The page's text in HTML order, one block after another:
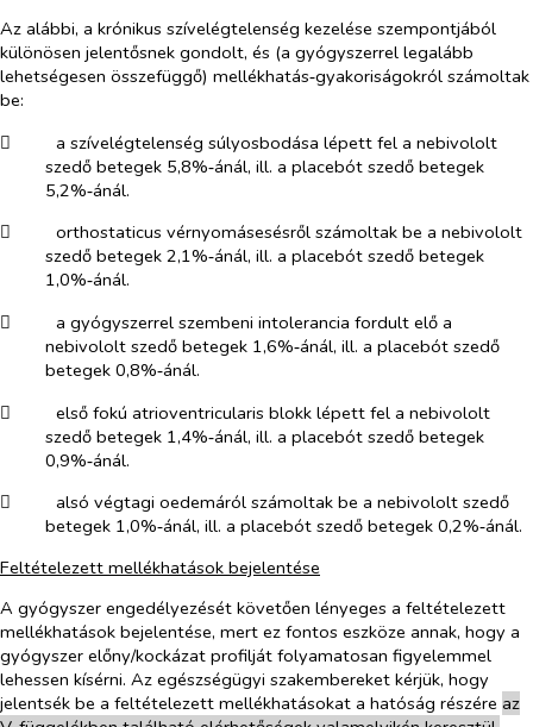
Az alábbi, a krónikus szívelégtelenség kezelése szempontjából
különösen jelentősnek gondolt, és (a gyógyszerrel legalább
lehetségesen összefüggő) mellékhatás‑gyakoriságokról számoltak
be:
​
a szívelégtelenség súlyosbodása lépett fel a nebivololt
szedő betegek 5,8%‑ánál, ill. a placebót szedő betegek
5,2%‑ánál.
​
orthostaticus vérnyomásesésről számoltak be a nebivololt
szedő betegek 2,1%‑ánál, ill. a placebót szedő betegek
1,0%‑ánál.
​
a gyógyszerrel szembeni intolerancia fordult elő a
nebivololt szedő betegek 1,6%‑ánál, ill. a placebót szedő
betegek 0,8%‑ánál.
​
első fokú atrioventricularis blokk lépett fel a nebivololt
szedő betegek 1,4%‑ánál, ill. a placebót szedő betegek
0,9%‑ánál.
​
alsó végtagi oedemáról számoltak be a nebivololt szedő
betegek 1,0%‑ánál, ill. a placebót szedő betegek 0,2%‑ánál.
Feltételezett mellékhatások bejelentése
A gyógyszer engedélyezését követően lényeges a feltételezett
mellékhatások bejelentése, mert ez fontos eszköze annak, hogy a
gyógyszer előny/kockázat profilját folyamatosan figyelemmel
lehessen kísérni. Az egészségügyi szakembereket kérjük, hogy
jelentsék be a feltételezett mellékhatásokat a hatóság részére az